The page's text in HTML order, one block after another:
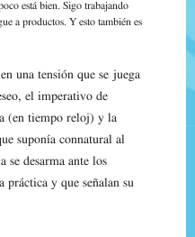
está bien. Sigo trabajando
a productos. Y esto también es
una tensión que se juega
el imperativo de
(en tiempo reloj) y la
suponía connatural al
se desarma ante los
práctica y que señalan su